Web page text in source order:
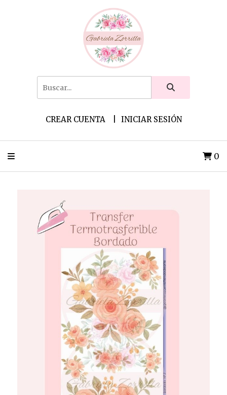
CREAR CUENTA INICIAR SESIÓN
0